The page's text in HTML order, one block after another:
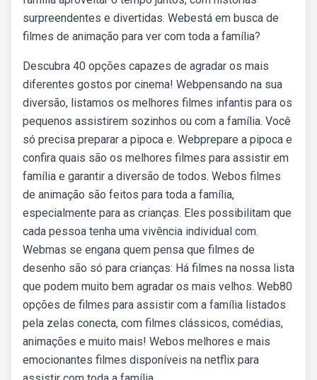
surpreendentes e divertidas. Webestá em busca de
filmes de animação para ver com toda a família?
Descubra 40 opções capazes de agradar os mais
diferentes gostos por cinema! Webpensando na sua
diversão, listamos os melhores filmes infantis para os
pequenos assistirem sozinhos ou com a família. Você
só precisa preparar a pipoca e. Webprepare a pipoca e
confira quais são os melhores filmes para assistir em
família e garantir a diversão de todos. Webos filmes
de animação são feitos para toda a família,
especialmente para as crianças. Eles possibilitam que
cada pessoa tenha uma vivência individual com.
Webmas se engana quem pensa que filmes de
desenho são só para crianças: Há filmes na nossa lista
que podem muito bem agradar os mais velhos. Web80
opções de filmes para assistir com a família listados
pela zelas conecta, com filmes clássicos, comédias,
animações e muito mais! Webos melhores e mais
emocionantes filmes disponíveis na netflix para